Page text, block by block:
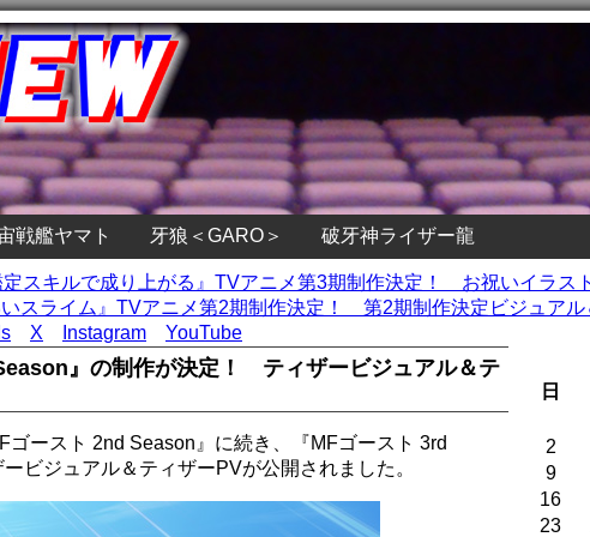
戦艦ヤマト 牙狼＜GARO＞ 破牙神ライザー龍
スキルで成り上がる』TVアニメ第3期制作決定！ お祝いイラス
いスライム』TVアニメ第2期制作決定！ 第2期制作決定ビジュアル
X Instagram YouTube
』の制作が決定！ ティザービジュアル＆テ
ースト 2nd Season』に続き、『MFゴースト 3rd
ビジュアル＆ティザーPVが公開されました。
日
2
9
16
23